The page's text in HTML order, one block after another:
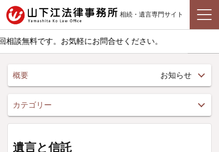
相続・遺言専門サイト
談無料です。お気軽にお問合せください。
遺言と信託
概要 お知らせ
カテゴリー